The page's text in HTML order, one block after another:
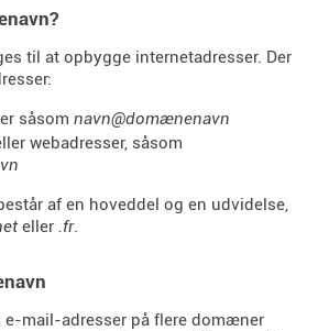
til at opbygge internetadresser. Der
såsom navn@domænenavn
webadresser, såsom
af en hoveddel og en udvidelse,
eller .fr.
e-mail-adresser på flere domæner